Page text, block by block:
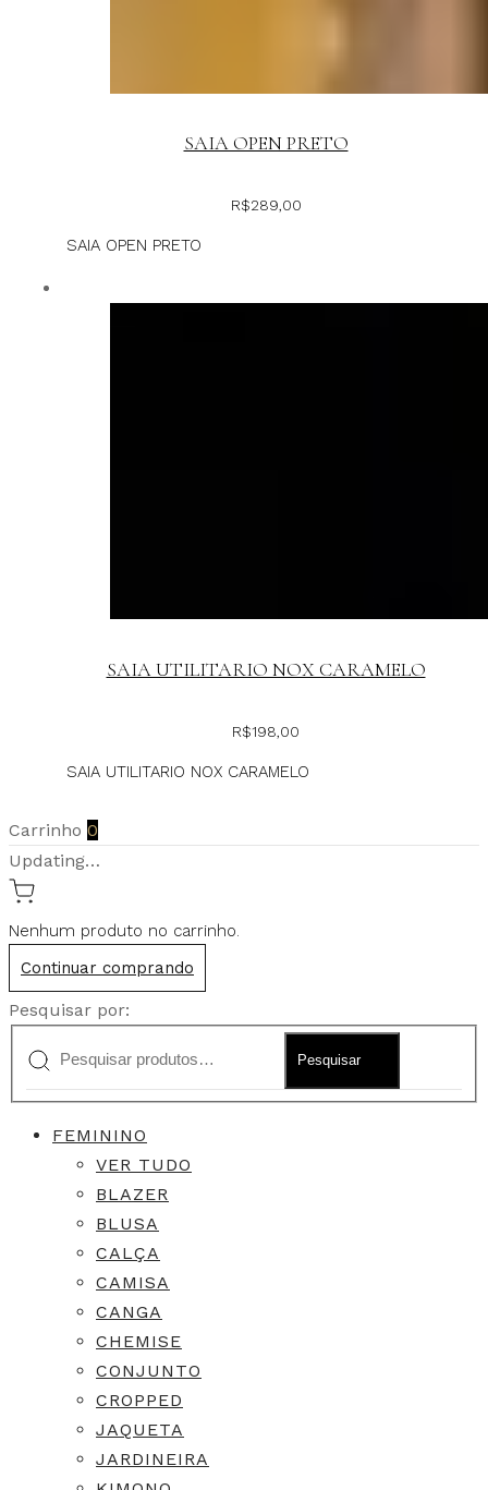
SAIA OPEN PRETO
R$289,00
SAIA OPEN PRETO
SAIA UTILITARIO NOX CARAMELO
R$198,00
SAIA UTILITARIO NOX CARAMELO
Carrinho 0
Updating…
Nenhum produto no carrinho.
Continuar comprando
Pesquisar por:
Pesquisar
FEMININO
VER TUDO
BLAZER
BLUSA
CALÇA
CAMISA
CANGA
CHEMISE
CONJUNTO
CROPPED
JAQUETA
JARDINEIRA